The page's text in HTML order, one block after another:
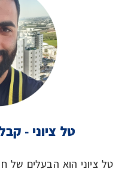
טל ציוני -
טל ציוני הוא הבעלים של